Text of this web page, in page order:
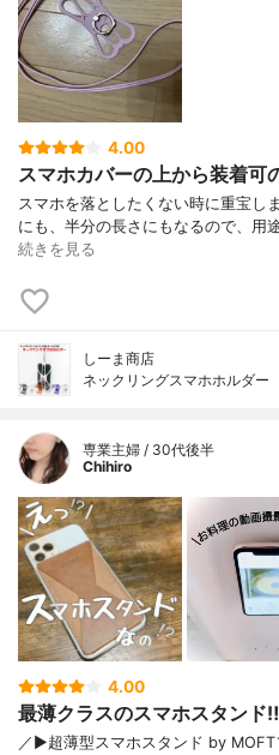
4.00
スマホカバーの上から装着可
スマホを落としたくない時に重宝し
にも、半分の長さにもなるので、用
続きを見る
しーま商店
ネックリングスマホホルダー
専業主婦 / 30代後半
Chihiro
4.00
最薄クラスのスマホスタンド‼︎
／▶︎超薄型スマホスタンド by